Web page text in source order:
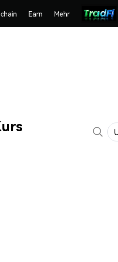
Earn Mehr